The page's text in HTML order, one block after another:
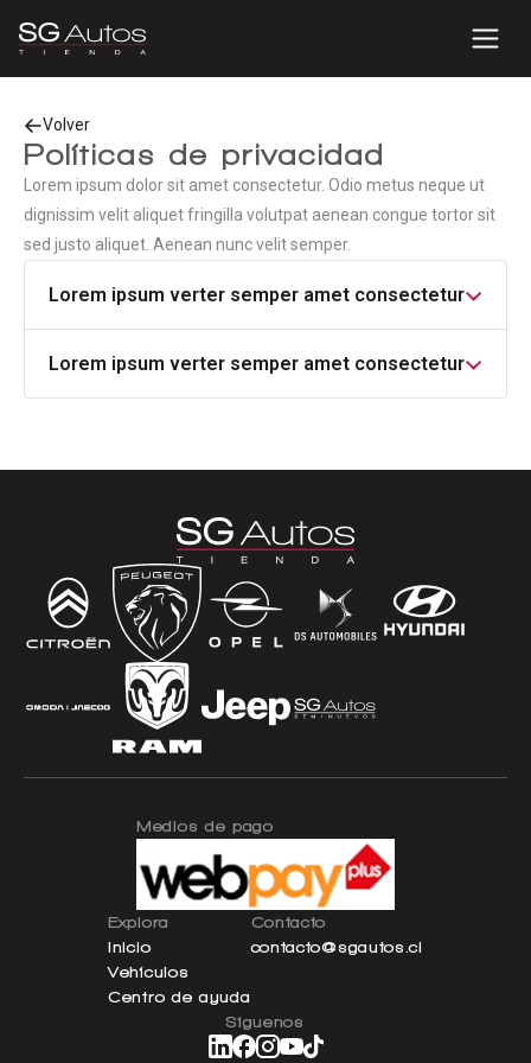
Volver
Políticas de privacidad
Lorem ipsum dolor sit amet consectetur. Odio metus neque ut
dignissim velit aliquet fringilla volutpat aenean congue tortor sit
sed justo aliquet. Aenean nunc velit semper.
Lorem ipsum verter semper amet consectetur
at malesuada tortor massa lorem scelerisque. Quam
adipiscing velit et ipsum gravida morbi facilisi. Pretium ut
metus quis diam fermentum non vestibulum.
Lorem ipsum verter semper amet consectetur
adipiscing velit et ipsum gravida morbi facilisi. Pretium ut
sem. Libero varius adipiscing eleifend dignissim
pellentesque ultrices diam lectus ullamcorper. Facilisis
metus quis diam fermentum non vestibulum.
Medios de pago
Explora
Inicio
Vehículos
Centro de ayuda
Contacto
contacto@sgautos.cl
Síguenos